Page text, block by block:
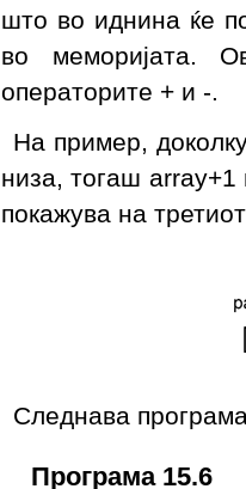
што во иднина ќе
во меморијата.
операторите + и -.
На пример,
низа, тогаш array+1
покажува на
Следнава
Програма 15.6